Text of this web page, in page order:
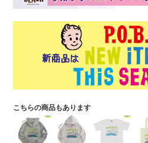
こちらの商品もあります